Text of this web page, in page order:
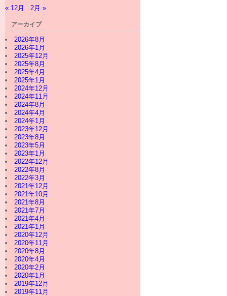
« 12月
2月 »
アーカイブ
2026年8月
2026年1月
2025年12月
2025年8月
2025年4月
2025年1月
2024年12月
2024年11月
2024年8月
2024年4月
2024年1月
2023年12月
2023年8月
2023年5月
2023年1月
2022年12月
2022年8月
2022年3月
2021年12月
2021年10月
2021年8月
2021年7月
2021年4月
2021年1月
2020年12月
2020年11月
2020年8月
2020年4月
2020年2月
2020年1月
2019年12月
2019年11月